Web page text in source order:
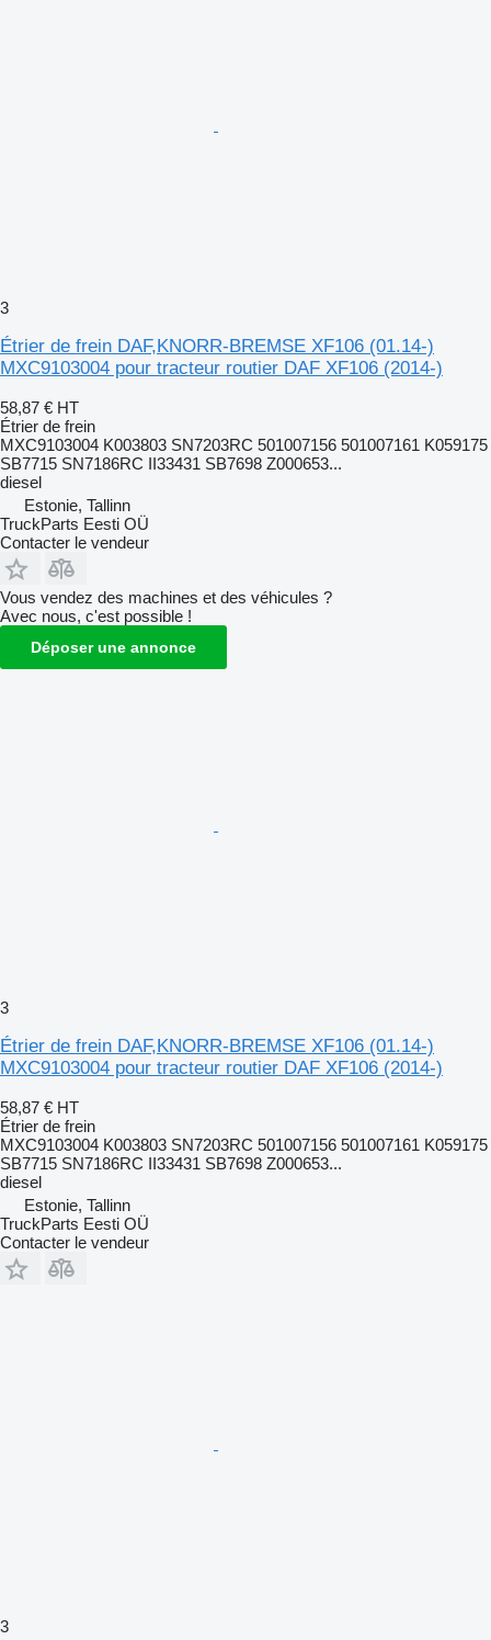
3
Étrier de frein DAF,KNORR-BREMSE XF106 (01.14-)
MXC9103004 pour tracteur routier DAF XF106 (2014-)
58,87 € HT
Étrier de frein
MXC9103004 K003803 SN7203RC 501007156 501007161 K059175
SB7715 SN7186RC II33431 SB7698 Z000653...
diesel
Estonie, Tallinn
TruckParts Eesti OÜ
Contacter le vendeur
Vous vendez des machines et des véhicules ?
Avec nous, c'est possible !
Déposer une annonce
3
Étrier de frein DAF,KNORR-BREMSE XF106 (01.14-)
MXC9103004 pour tracteur routier DAF XF106 (2014-)
58,87 € HT
Étrier de frein
MXC9103004 K003803 SN7203RC 501007156 501007161 K059175
SB7715 SN7186RC II33431 SB7698 Z000653...
diesel
Estonie, Tallinn
TruckParts Eesti OÜ
Contacter le vendeur
3